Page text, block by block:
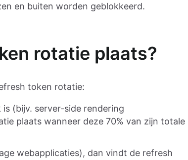
en buiten worden geblokkeerd.
rotatie plaats?
token rotatie:
(bijv. server-side rendering
plaats wanneer deze 70% van zijn totale
webapplicaties), dan vindt de refresh